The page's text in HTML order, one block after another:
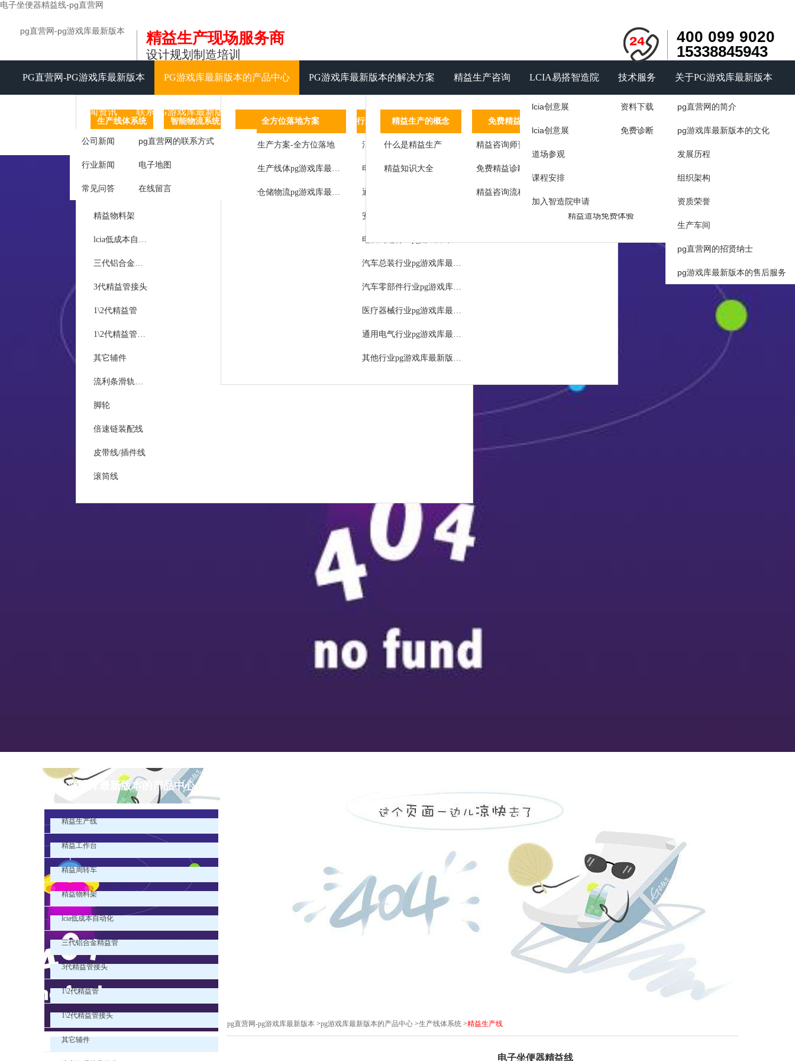
电子坐便器精益线-pg直营网
pg直营网-pg游戏库最新版本 精益生产现场服务商
设计规划制造培训
400 099 9020
15338845943
PG直营网-PG游戏库最新版本 PG游戏库最新版本的产品中心
生产线体系统
精益生产线
精益工作台
精益周转车
精益物料架
lcia低成本自动化
三代铝合金精益管
3代精益管接头
1\2代精益管
1\2代精益管接头
其它辅件
流利条滑轨及接头
脚轮
倍速链装配线
皮带线/插件线
滚筒线
智能物流系统
agv智能
智能仓储
仓库仓储货架
信息化管理系统
tpm设备管理
工艺参数汇总记录于数据服务器
工作状态
管理运营系统
标准作业
精益道场
精益辅导
PG游戏库最新版本的解决方案
全方位落地方案
精益生产方案-全方位落地
精益生产线体pg游戏库最新版本的解决方案
智能仓储物流pg游戏库最新版本的解决方案
汽车总装行业pg游戏库最新版本的解决方案
汽车零部件行业pg游戏库最新版本的解决方案
医疗器械行业pg游戏库最新版本的解决方案
通用电气行业pg游戏库最新版本的解决方案
其他行业pg游戏库最新版本的解决方案
客户见证
标杆客户
客户感言
改进成果
精益生产咨询
精益生产的概念
什么是精益生产
精益知识大全
免费精益咨询
精益咨询师资力量
免费精益诊断咨询
精益咨询流程
精益道场免费体验
LCIA易搭智造院
lcia创意展
lcia创意展
道场参观
课程安排
加入智造院申请
技术服务
资料下载
免费诊断
关于PG游戏库最新版本
pg直营网的简介
pg游戏库最新版本的文化
发展历程
组织架构
资质荣誉
生产车间
pg直营网的招贤纳士
pg游戏库最新版本的售后服务
新闻资讯
公司新闻
行业新闻
常见问答
联系PG游戏库最新版本
pg直营网的联系方式
电子地图
在线留言
pg游戏库最新版本的产品中心
精益生产线
精益工作台
精益周转车
精益物料架
lcia低成本自动化
三代铝合金精益管
3代精益管接头
1\2代精益管
1\2代精益管接头
其它辅件
pg直营网-pg游戏库最新版本 >pg游戏库最新版本的产品中心 >生产线体系统 >精益生产线
电子坐便器精益线